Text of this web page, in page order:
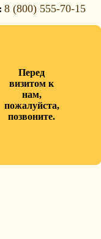
8 (800) 555-70-15
Перед
визитом к
нам,
пожалуйста,
позвоните.